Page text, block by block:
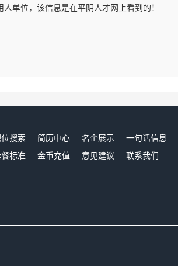
人单位，该信息是在平阴人才网上看到的！
搜索 简历中心 名企展示 一句话信息
标准
金币充值 意见建议 联系我们